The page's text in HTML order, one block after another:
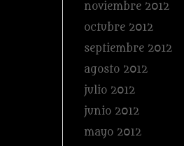
noviembre 2012
octubre 2012
septiembre 2012
agosto 2012
julio 2012
junio 2012
mayo 2012